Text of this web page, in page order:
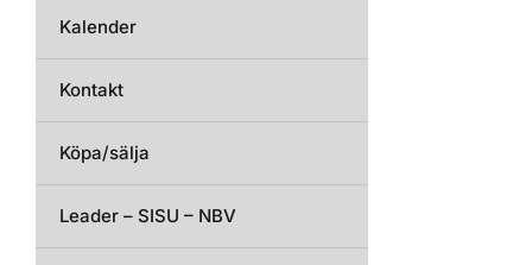
Kalender
Kontakt
Köpa/sälja
Leader – SISU – NBV